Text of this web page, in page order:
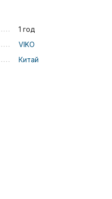
1 год
VIKO
Китай